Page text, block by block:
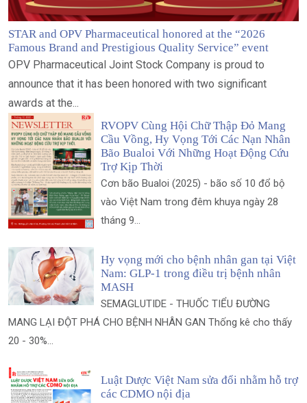
STAR and OPV Pharmaceutical honored at the “2026
Famous Brand and Prestigious Quality Service” event
OPV Pharmaceutical Joint Stock Company is proud to
announce that it has been honored with two significant
awards at the...
RVOPV Cùng Hội Chữ Thập Đỏ Mang
Cầu Vồng, Hy Vọng Tới Các Nạn Nhân
Bão Bualoi Với Những Hoạt Động Cứu
Trợ Kịp Thời
Cơn bão Bualoi (2025) - bão số 10 đổ bộ
vào Việt Nam trong đêm khuya ngày 28
tháng 9...
Hy vọng mới cho bệnh nhân gan tại Việt
Nam: GLP-1 trong điều trị bệnh nhân
MASH
SEMAGLUTIDE - THUỐC TIỂU ĐƯỜNG
MANG LẠI ĐỘT PHÁ CHO BỆNH NHÂN GAN Thống kê cho thấy
20 - 30%...
Luật Dược Việt Nam sửa đổi nhằm hỗ trợ
các CDMO nội địa